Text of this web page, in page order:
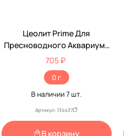
Цеолит Prime Для
Пресноводного Аквариума
5л Ведро Pr-000060
705 ₽
0 г
В наличии 7шт.
Артикул: 134437
В корзину